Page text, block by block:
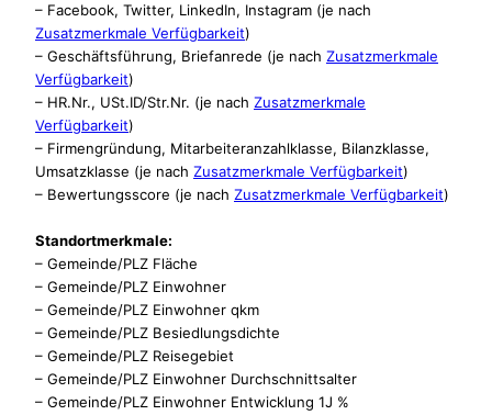
– Facebook, Twitter, LinkedIn, Instagram (je nach
Zusatzmerkmale Verfügbarkeit)
– Geschäftsführung, Briefanrede (je nach Zusatzmerkmale
Verfügbarkeit)
– HR.Nr., USt.ID/Str.Nr. (je nach Zusatzmerkmale
Verfügbarkeit)
– Firmengründung, Mitarbeiteranzahlklasse, Bilanzklasse,
Umsatzklasse (je nach Zusatzmerkmale Verfügbarkeit)
– Bewertungsscore (je nach Zusatzmerkmale Verfügbarkeit)
Standortmerkmale:
– Gemeinde/PLZ Fläche
– Gemeinde/PLZ Einwohner
– Gemeinde/PLZ Einwohner qkm
– Gemeinde/PLZ Besiedlungsdichte
– Gemeinde/PLZ Reisegebiet
– Gemeinde/PLZ Einwohner Durchschnittsalter
– Gemeinde/PLZ Einwohner Entwicklung 1J %